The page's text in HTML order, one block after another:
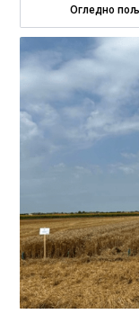
Огледно